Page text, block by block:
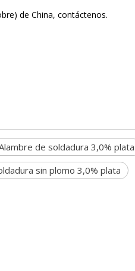
de China, contáctenos.
de soldadura 3,0% plata
sin plomo 3,0% plata